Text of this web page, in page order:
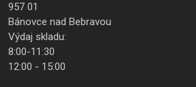
957 01
Bánovce nad Bebravou
Výdaj skladu:
8:00-11:30
12:00 - 15:00